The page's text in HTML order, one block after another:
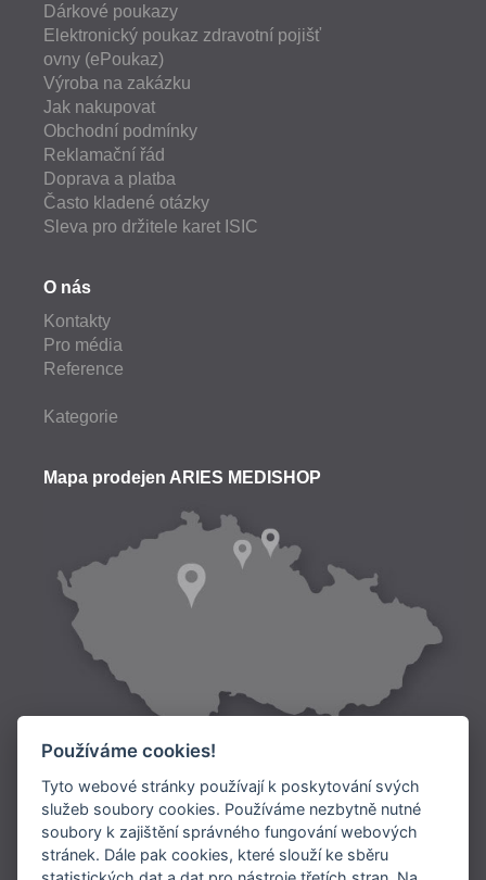
Dárkové poukazy
Elektronický poukaz zdravotní pojišť
ovny (ePoukaz)
Výroba na zakázku
Jak nakupovat
Obchodní podmínky
Reklamační řád
Doprava a platba
Často kladené otázky
Sleva pro držitele karet ISIC
O nás
Kontakty
Pro média
Reference
Kategorie
Mapa prodejen ARIES MEDISHOP
Doprava:
Používáme cookies!
Tyto webové stránky používají k poskytování svých
služeb soubory cookies. Používáme nezbytně nutné
soubory k zajištění správného fungování webových
stránek. Dále pak cookies, které slouží ke sběru